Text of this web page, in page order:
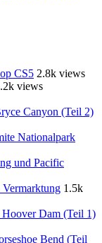
CS5 2.8k views
views
Canyon (Teil 2)
Nationalpark
und Pacific
Vermarktung 1.5k
Hoover Dam (Teil 1)
Bend (Teil